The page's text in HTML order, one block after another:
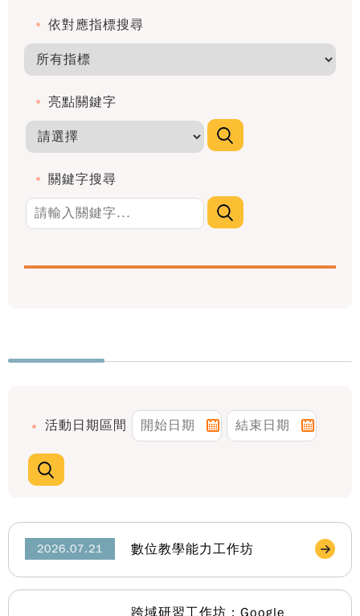
依對應指標搜尋
亮點關鍵字
關鍵字搜尋
活動日期區間
2026.07.21 數位教學能力工作坊
跨域研習工作坊：Google